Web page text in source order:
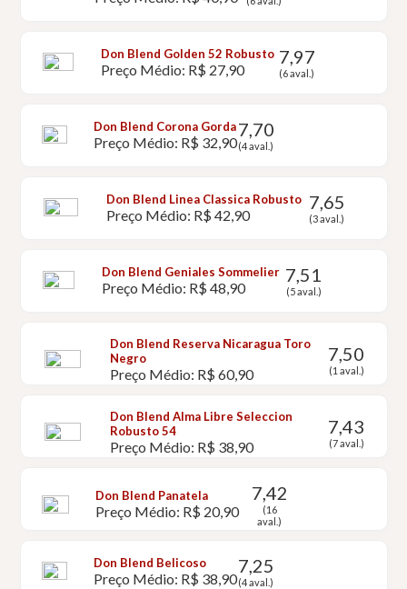
Don Blend Golden 52 Robusto
Preço Médio: R$ 27,90
7,97
(6 aval.)
Don Blend Corona Gorda
Preço Médio: R$ 32,90
7,70
(4 aval.)
Don Blend Linea Classica Robusto
Preço Médio: R$ 42,90
7,65
(3 aval.)
Don Blend Geniales Sommelier
Preço Médio: R$ 48,90
7,51
(5 aval.)
Don Blend Reserva Nicaragua Toro
Negro
Preço Médio: R$ 60,90
7,50
(1 aval.)
Don Blend Alma Libre Seleccion
Robusto 54
Preço Médio: R$ 38,90
7,43
(7 aval.)
Don Blend Panatela
Preço Médio: R$ 20,90
7,42
(16
aval.)
Don Blend Belicoso
Preço Médio: R$ 38,90
7,25
(4 aval.)